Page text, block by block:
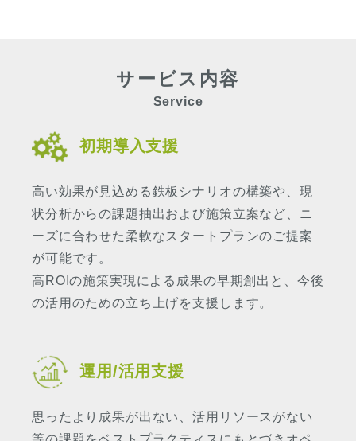
サービス内容
Service
初期導入支援
高い効果が見込める鉄板シナリオの構築や、現
状分析からの課題抽出および施策立案など、ニ
ーズに合わせた柔軟なスタートプランのご提案
が可能です。
高ROIの施策実現による成果の早期創出と、今後
の活用のための立ち上げを支援します。
運用/活用支援
思ったより成果が出ない、活用リソースがない